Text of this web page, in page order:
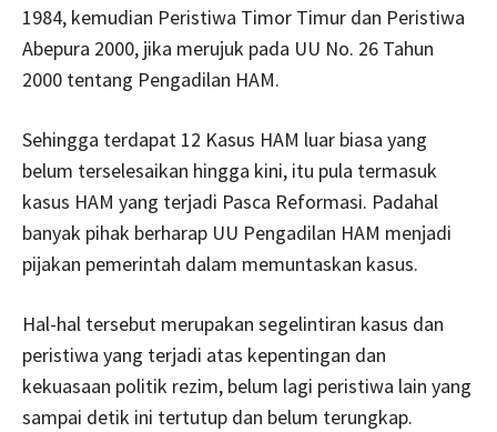
1984, kemudian Peristiwa Timor Timur dan Peristiwa
Abepura 2000, jika merujuk pada UU No. 26 Tahun
2000 tentang Pengadilan HAM.
Sehingga terdapat 12 Kasus HAM luar biasa yang
belum terselesaikan hingga kini, itu pula termasuk
kasus HAM yang terjadi Pasca Reformasi. Padahal
banyak pihak berharap UU Pengadilan HAM menjadi
pijakan pemerintah dalam memuntaskan kasus.
Hal-hal tersebut merupakan segelintiran kasus dan
peristiwa yang terjadi atas kepentingan dan
kekuasaan politik rezim, belum lagi peristiwa lain yang
sampai detik ini tertutup dan belum terungkap.